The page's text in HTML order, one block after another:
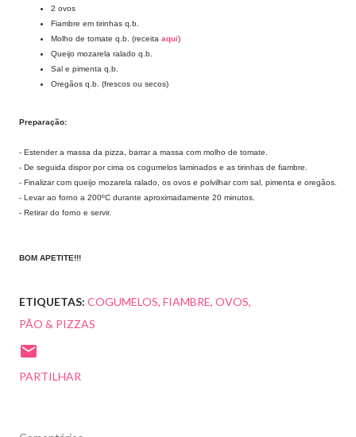
2 ovos
Fiambre em tirinhas q.b.
Molho de tomate q.b. (receita aqui)
Queijo mozarela ralado q.b.
Sal e pimenta q.b.
Oregãos q.b. (frescos ou secos)
Preparação:
- Estender a massa da pizza, barrar a massa com molho de tomate.
- De seguida dispor por cima os cogumelos laminados e as tirinhas de fiambre.
- Finalizar com queijo mozarela ralado, os ovos e polvilhar com sal, pimenta e oregãos.
- Levar ao forno a 200ºC durante aproximadamente 20 minutos.
- Retirar do forno e servir.
BOM APETITE!!!
ETIQUETAS: COGUMELOS FIAMBRE OVOS
PÃO & PIZZAS
PARTILHAR